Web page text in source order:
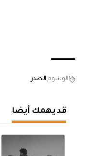
الوسوم الصدر
قد يهمك أيضا